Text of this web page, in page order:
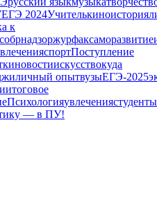
ЕГЭ 2024Учителькиноистория
к
журфаксаморазвитие
спортПоступление
новостиискусствокуда
личный опытвузыЕГЭ-2025
итоговое
Психологияувлечениястуденты
— в ПУ!